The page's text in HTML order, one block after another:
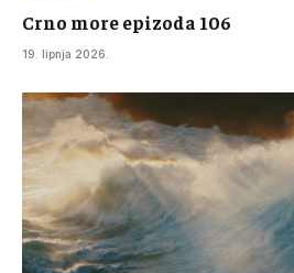
Crno more epizoda 106
19. lipnja 2026.